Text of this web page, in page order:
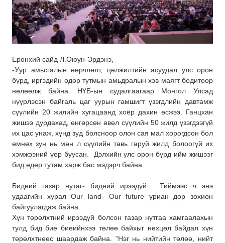
Ерөнхий сайд Л.Оюун-Эрдэнэ,
-Уур амьсгалын өөрчлөлт, цөлжилтийн асуудал улс орон
бүрд, иргэдийн өдөр тутмын амьдралын хэв маягт бодитоор
нөлөөлж байна. НҮБ-ын судалгаагаар Монгол Улсад
нүүрлэсэн байгаль цаг уурын гамшигт үзэгдлийн давтамж
сүүлийн 20 жилийн хугацаанд хоёр дахин өсжээ. Ганцхан
жишээ дурдахад, өнгөрсөн өвөл сүүлийн 50 жилд үзэгдээгүй
их цас унаж, хүнд зуд болсноор олон сая мал хорогдсон бол
өмнөх зун нь мөн л сүүлийн тавь гаруй жилд болоогүй их
хэмжээний үер буусан. Дэлхийн улс орон бүрд ийм жишээг
бид өдөр тутам харж бас мэдэрч байна.
Бидний газар нутаг- бидний ирээдүй. Тиймээс ч энэ
удаагийн хурал Our land- Our future уриан дор зохион
байгуулагдаж байна.
Хүн төрөлхтний ирээдүй болсон газар нутгаа хамгаалахын
тулд бид бие биеийнхээ төлөө байхыг нөхцөл байдал хүн
төрөлхтнөөс шаардаж байна. “Нэг нь нийтийн төлөө, нийт